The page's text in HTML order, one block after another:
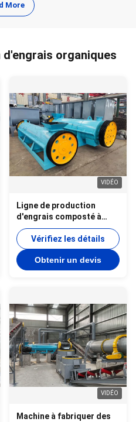
More
organiques
VIDÉO
Ligne de production
d'engrais composté à
partir de fumier de volaille
Vérifiez les détails
Obtenir un devis
VIDÉO
Machine à fabriquer des